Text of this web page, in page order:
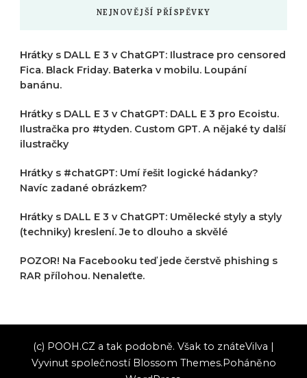
NEJNOVĚJŠÍ PŘÍSPĚVKY
Hrátky s DALL E 3 v ChatGPT: Ilustrace pro censored
Fica. Black Friday. Baterka v mobilu. Loupání
banánu.
Hrátky s DALL E 3 v ChatGPT: DALL E 3 pro Ecoistu.
Ilustračka pro #tyden. Custom GPT. A nějaké ty další
ilustračky
Hrátky s #chatGPT: Umí řešit logické hádanky?
Navíc zadané obrázkem?
Hrátky s DALL E 3 v ChatGPT: Umělecké styly a styly
(techniky) kreslení. Je to dlouho a skvělé
POZOR! Na Facebooku teď jede čerstvě phishing s
RAR přílohou. Nenaleťte.
(c) POOH.CZ a tak podobně. Však to znáteVilva |
Vyvinut společností Blossom Themes.Poháněno